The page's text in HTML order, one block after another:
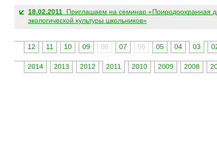
18.02.2011 Приглашаем на семинар «Природоохранная
экологической культуры школьников»
12 11 10 09 08 07 06 05 04 03
2014 2013 2012 2011 2010 2009 2008